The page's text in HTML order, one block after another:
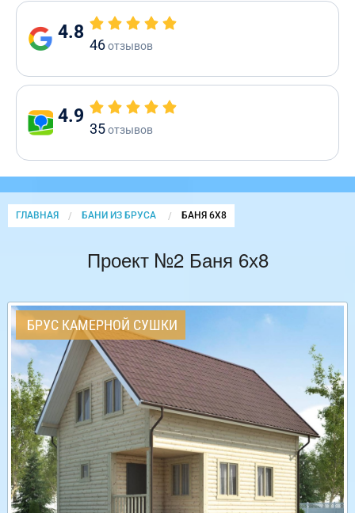
4.8
46отзывов
4.9
35отзывов
ГЛАВНАЯ БАНИ ИЗ БРУСА CURRENT:
БАНЯ 6Х8
Проект №2 Баня 6х8
БРУС КАМЕРНОЙ СУШКИ